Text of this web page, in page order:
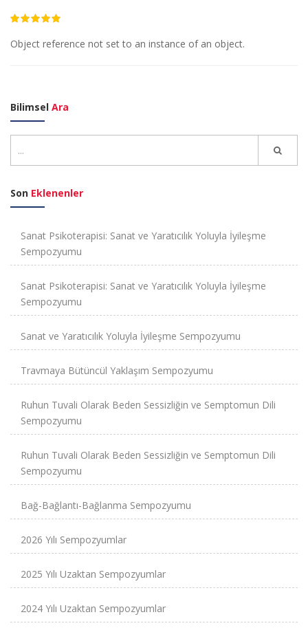
Object reference not set to an instance of an object.
Bilimsel Ara
Son Eklenenler
Sanat Psikoterapisi: Sanat ve Yaratıcılık Yoluyla İyileşme
Sempozyumu
Sanat Psikoterapisi: Sanat ve Yaratıcılık Yoluyla İyileşme
Sempozyumu
Sanat ve Yaratıcılık Yoluyla İyileşme Sempozyumu
Travmaya Bütüncül Yaklaşım Sempozyumu
Ruhun Tuvali Olarak Beden Sessizliğin ve Semptomun Dili
Sempozyumu
Ruhun Tuvali Olarak Beden Sessizliğin ve Semptomun Dili
Sempozyumu
Bağ-Bağlantı-Bağlanma Sempozyumu
2026 Yılı Sempozyumlar
2025 Yılı Uzaktan Sempozyumlar
2024 Yılı Uzaktan Sempozyumlar